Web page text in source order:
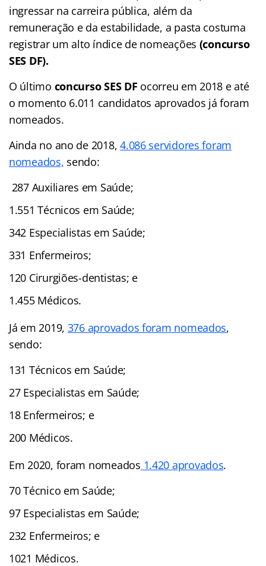
ingressar na carreira pública, além da
remuneração e da estabilidade, a pasta costuma
registrar um alto índice de nomeações (concurso
SES DF).
O último concurso SES DF ocorreu em 2018 e até
o momento 6.011 candidatos aprovados já foram
nomeados.
Ainda no ano de 2018,4.086 servidores foram
nomeados, sendo:
287 Auxiliares em Saúde;
1.551 Técnicos em Saúde;
342 Especialistas em Saúde;
331 Enfermeiros;
120 Cirurgiões-dentistas; e
1.455 Médicos.
Já em 2019, 376 aprovados foram nomeados,
sendo:
131 Técnicos em Saúde;
27 Especialistas em Saúde;
18 Enfermeiros; e
200 Médicos.
Em 2020, foram nomeados 1.420 aprovados.
70 Técnico em Saúde;
97 Especialistas em Saúde;
232 Enfermeiros; e
1021 Médicos.